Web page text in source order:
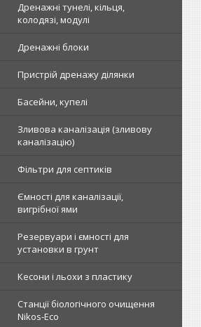
Дренажні тунелі, кільця,
колодязі, модулі
Дренажні блоки
Пристрій дренажу ділянки
Басейни, купелі
Зливова каналізація (зливову
каналізацію)
Фільтри для септиків
Ємності для каналізації,
вигрібної ями
Резервуари і ємності для
установки в грунт
Кесони і льохи з пластику
Станції біологічного очищення
Nikos-Eco